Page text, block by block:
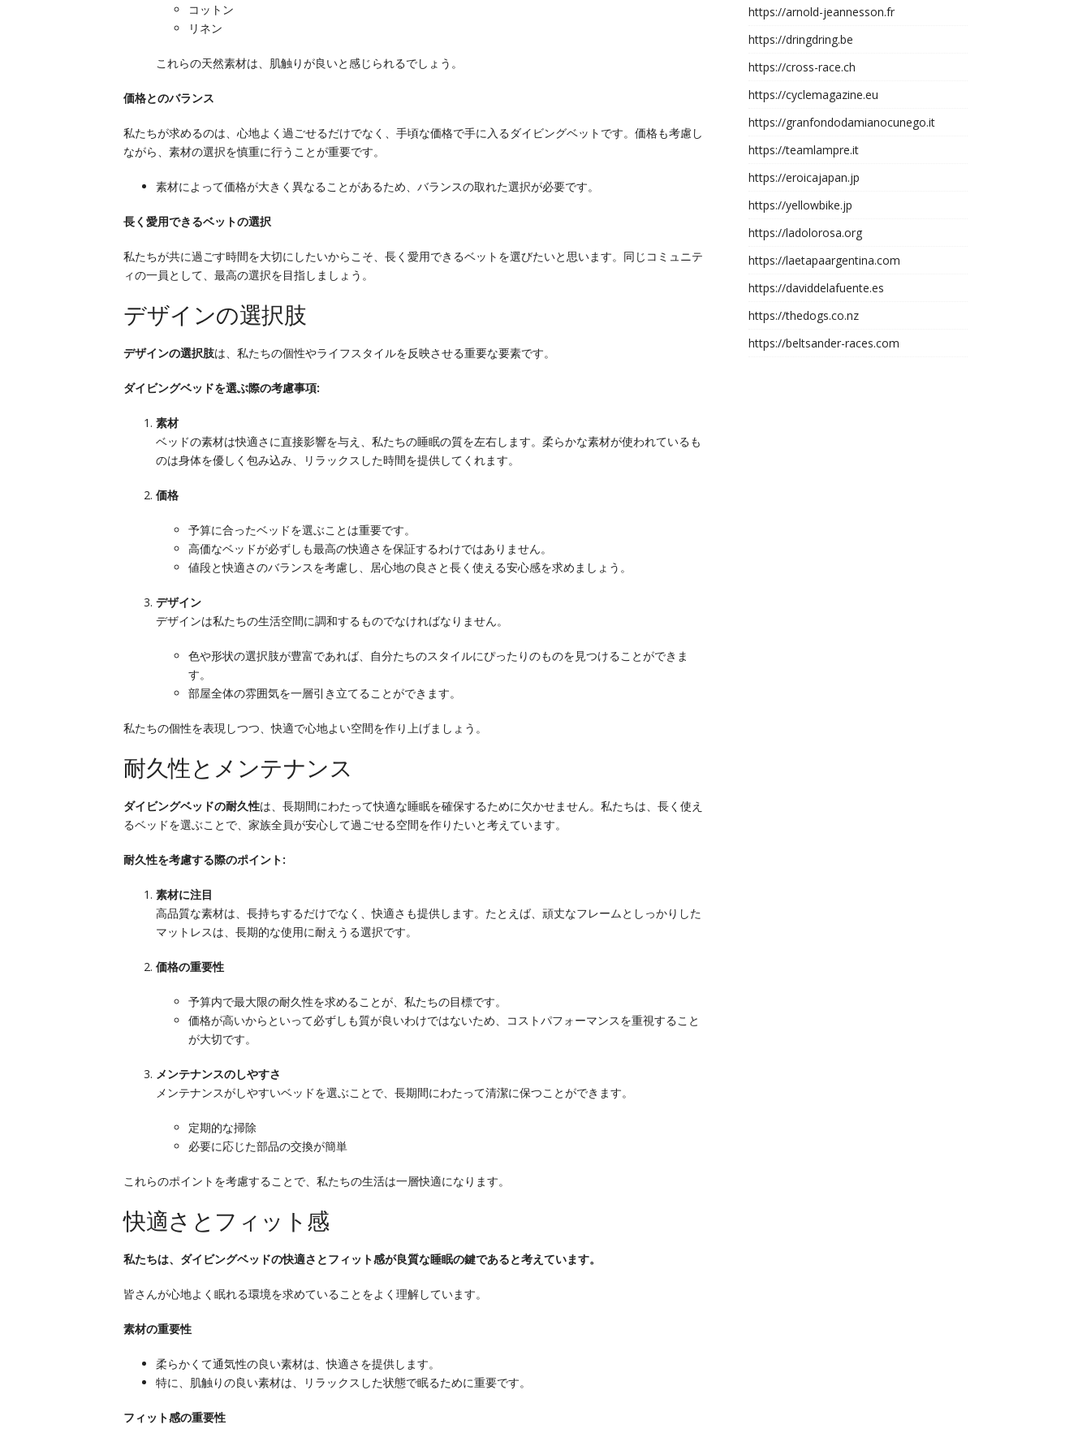
コットン
リネン
これらの天然素材は、肌触りが良いと感じられるでしょう。
価格とのバランス
私たちが求めるのは、心地よく過ごせるだけでなく、手頃な価格で手に入るダイビングベットです。価格も考慮し
ながら、素材の選択を慎重に行うことが重要です。
素材によって価格が大きく異なることがあるため、バランスの取れた選択が必要です。
長く愛用できるベットの選択
私たちが共に過ごす時間を大切にしたいからこそ、長く愛用できるベットを選びたいと思います。同じコミュニテ
ィの一員として、最高の選択を目指しましょう。
デザインの選択肢
デザインの選択肢は、私たちの個性やライフスタイルを反映させる重要な要素です。
ダイビングベッドを選ぶ際の考慮事項:
素材
ベッドの素材は快適さに直接影響を与え、私たちの睡眠の質を左右します。柔らかな素材が使われているも
のは身体を優しく包み込み、リラックスした時間を提供してくれます。
価格
予算に合ったベッドを選ぶことは重要です。
高価なベッドが必ずしも最高の快適さを保証するわけではありません。
値段と快適さのバランスを考慮し、居心地の良さと長く使える安心感を求めましょう。
デザイン
デザインは私たちの生活空間に調和するものでなければなりません。
色や形状の選択肢が豊富であれば、自分たちのスタイルにぴったりのものを見つけることができま
す。
部屋全体の雰囲気を一層引き立てることができます。
私たちの個性を表現しつつ、快適で心地よい空間を作り上げましょう。
耐久性とメンテナンス
ダイビングベッドの耐久性は、長期間にわたって快適な睡眠を確保するために欠かせません。私たちは、長く使え
るベッドを選ぶことで、家族全員が安心して過ごせる空間を作りたいと考えています。
耐久性を考慮する際のポイント:
素材に注目
高品質な素材は、長持ちするだけでなく、快適さも提供します。たとえば、頑丈なフレームとしっかりした
マットレスは、長期的な使用に耐えうる選択です。
価格の重要性
予算内で最大限の耐久性を求めることが、私たちの目標です。
価格が高いからといって必ずしも質が良いわけではないため、コストパフォーマンスを重視すること
が大切です。
メンテナンスのしやすさ
メンテナンスがしやすいベッドを選ぶことで、長期間にわたって清潔に保つことができます。
定期的な掃除
必要に応じた部品の交換が簡単
これらのポイントを考慮することで、私たちの生活は一層快適になります。
快適さとフィット感
私たちは、ダイビングベッドの快適さとフィット感が良質な睡眠の鍵であると考えています。
皆さんが心地よく眠れる環境を求めていることをよく理解しています。
素材の重要性
柔らかくて通気性の良い素材は、快適さを提供します。
特に、肌触りの良い素材は、リラックスした状態で眠るために重要です。
フィット感の重要性
https://arnold-jeannesson.fr
https://dringdring.be
https://cross-race.ch
https://cyclemagazine.eu
https://granfondodamianocunego.it
https://teamlampre.it
https://eroicajapan.jp
https://yellowbike.jp
https://ladolorosa.org
https://laetapaargentina.com
https://daviddelafuente.es
https://thedogs.co.nz
https://beltsander-races.com